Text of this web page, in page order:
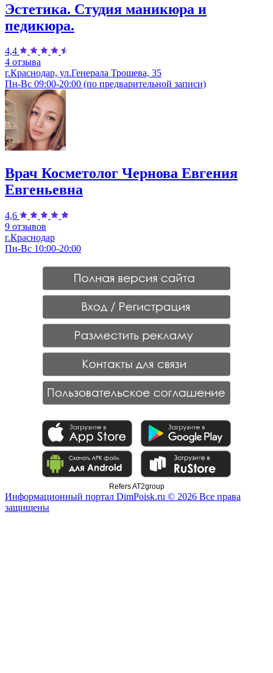
Эстетика. Студия маникюра и
педикюра.
4,4
4 отзыва
г.Краснодар, ул.Генерала Трошева, 35
Пн-Вс 09:00-20:00 (по предварительной записи)
Врач Косметолог Чернова Евгения
Евгеньевна
4,6
9 отзывов
г.Краснодар
Пн-Вс 10:00-20:00
Refers AT2group
Информационный портал DimPoisk.ru © 2026 Все права
защищены